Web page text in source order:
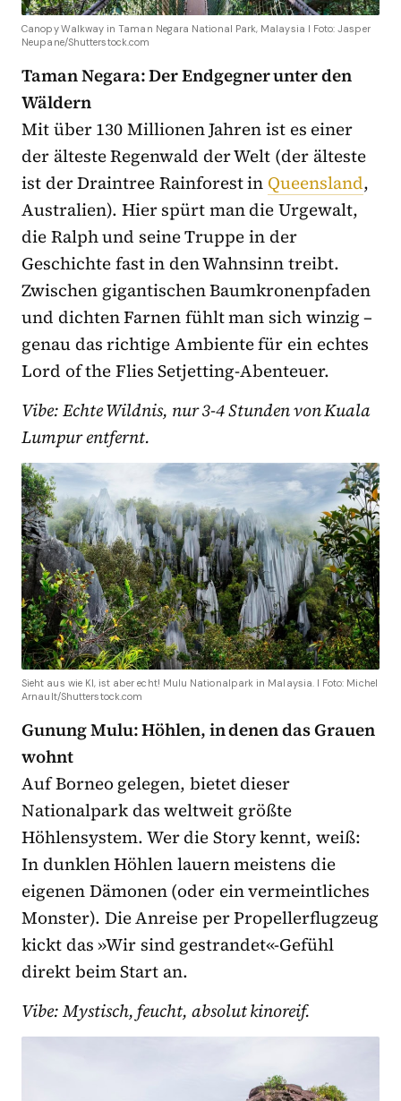
Canopy Walkway in Taman Negara National Park, Malaysia I Foto: Jasper
Neupane/Shutterstock.com
Taman Negara: Der Endgegner unter den
Wäldern
Mit über 130 Millionen Jahren ist es einer
der älteste Regenwald der Welt (der älteste
ist der Draintree Rainforest in Queensland,
Australien). Hier spürt man die Urgewalt,
die Ralph und seine Truppe in der
Geschichte fast in den Wahnsinn treibt.
Zwischen gigantischen Baumkronenpfaden
und dichten Farnen fühlt man sich winzig –
genau das richtige Ambiente für ein echtes
Lord of the Flies Setjetting-Abenteuer.
Vibe: Echte Wildnis, nur 3-4 Stunden von Kuala
Lumpur entfernt.
Sieht aus wie KI, ist aber echt! Mulu Nationalpark in Malaysia. I Foto: Michel
Arnault/Shutterstock.com
Gunung Mulu: Höhlen, in denen das Grauen
wohnt
Auf Borneo gelegen, bietet dieser
Nationalpark das weltweit größte
Höhlensystem. Wer die Story kennt, weiß:
In dunklen Höhlen lauern meistens die
eigenen Dämonen (oder ein vermeintliches
Monster). Die Anreise per Propellerflugzeug
kickt das »Wir sind gestrandet«-Gefühl
direkt beim Start an.
Vibe: Mystisch, feucht, absolut kinoreif.